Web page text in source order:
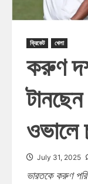
ক্রিকেট খেলা
করুণ
ওভালে
July 31, 2025
ভারতকে করুণ